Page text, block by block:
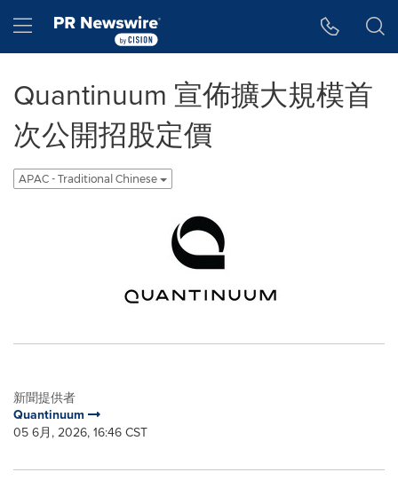
Hamburger menu
Quantinuum 宣佈擴大規模首
次公開招股定價
APAC - Traditional Chinese
新聞提供者
Quantinuum
05 6月, 2026, 16:46 CST